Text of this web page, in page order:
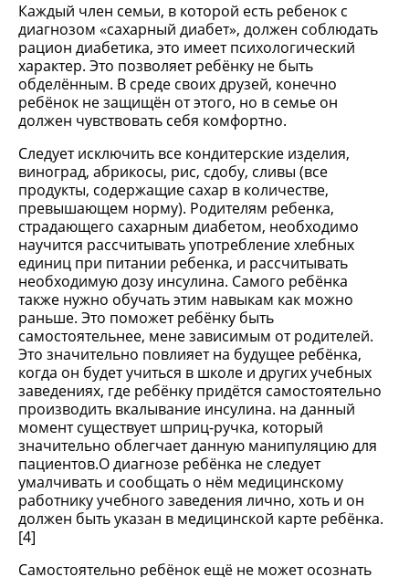
Каждый член семьи, в которой есть ребенок с
диагнозом «сахарный диабет», должен соблюдать
рацион диабетика, это имеет психологический
характер. Это позволяет ребёнку не быть
обделённым. В среде своих друзей, конечно
ребёнок не защищён от этого, но в семье он
должен чувствовать себя комфортно.
Следует исключить все кондитерские изделия,
виноград, абрикосы, рис, сдобу, сливы (все
продукты, содержащие сахар в количестве,
превышающем норму). Родителям ребенка,
страдающего сахарным диабетом, необходимо
научится рассчитывать употребление хлебных
единиц при питании ребенка, и рассчитывать
необходимую дозу инсулина. Самого ребёнка
также нужно обучать этим навыкам как можно
раньше. Это поможет ребёнку быть
самостоятельнее, мене зависимым от родителей.
Это значительно повлияет на будущее ребёнка,
когда он будет учиться в школе и других учебных
заведениях, где ребёнку придётся самостоятельно
производить вкалывание инсулина. на данный
момент существует шприц-ручка, который
значительно облегчает данную манипуляцию для
пациентов.О диагнозе ребёнка не следует
умалчивать и сообщать о нём медицинскому
работнику учебного заведения лично, хоть и он
должен быть указан в медицинской карте ребёнка.
[4]
Самостоятельно ребёнок ещё не может осознать